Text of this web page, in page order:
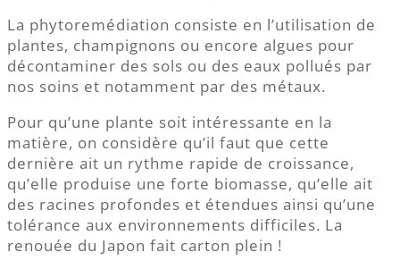
La phytoremédiation consiste en l’utilisation de
plantes, champignons ou encore algues pour
décontaminer des sols ou des eaux pollués par
nos soins et notamment par des métaux.
Pour qu’une plante soit intéressante en la
matière, on considère qu’il faut que cette
dernière ait un rythme rapide de croissance,
qu’elle produise une forte biomasse, qu’elle ait
des racines profondes et étendues ainsi qu’une
tolérance aux environnements difficiles. La
renouée du Japon fait carton plein !